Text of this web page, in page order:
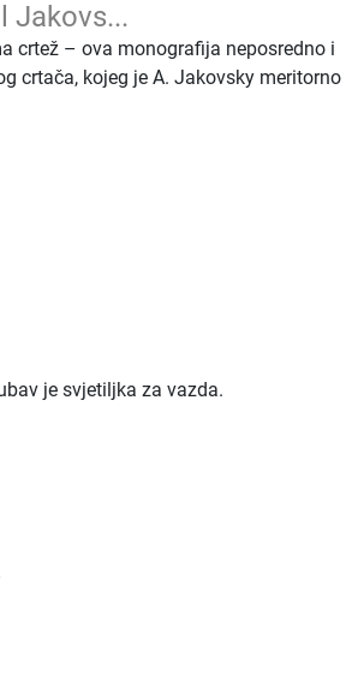
Jakovs...
crtež – ova monografija neposredno i
crtača, kojeg je A. Jakovsky meritorno
je svjetiljka za vazda.